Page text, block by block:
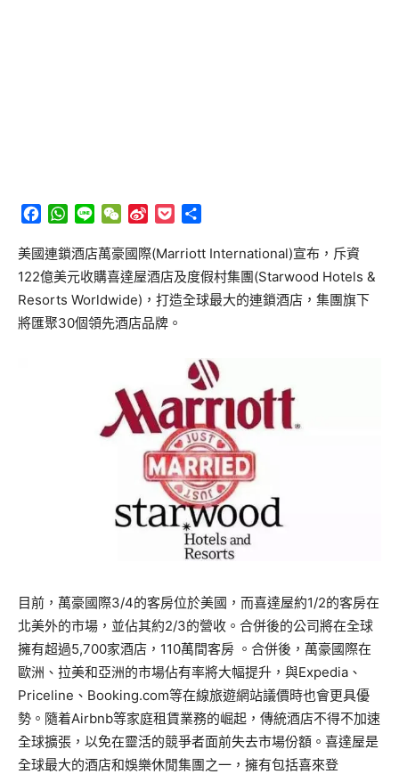
Facebook
WhatsApp
Line WeChat
Sina
Pocket
美國連鎖酒店萬豪國際(Marriott International)宣布，斥資
122億美元收購喜達屋酒店及度假村集團(Starwood Hotels &
Resorts Worldwide)，打造全球最大的連鎖酒店，集團旗下
將匯聚30個領先酒店品牌。
目前，萬豪國際3/4的客房位於美國，而喜達屋約1/2的客房在
北美外的市場，並佔其約2/3的營收。合併後的公司將在全球
擁有超過5,700家酒店，110萬間客房 。合併後，萬豪國際在
歐洲、拉美和亞洲的市場佔有率將大幅提升，與Expedia、
Priceline、Booking.com等在線旅遊網站議價時也會更具優
勢。隨着Airbnb等家庭租賃業務的崛起，傳統酒店不得不加速
全球擴張，以免在靈活的競爭者面前失去市場份額。喜達屋是
全球最大的酒店和娛樂休閒集團之一，擁有包括喜來登